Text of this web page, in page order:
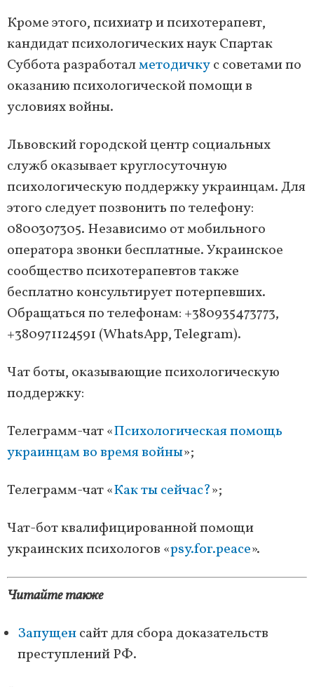
Кроме этого, психиатр и психотерапевт,
кандидат психологических наук Спартак
Суббота разработалметодичкус советами по
оказанию психологической помощи в
условиях войны.
Львовский городской центр социальных
служб оказывает круглосуточную
психологическую поддержку украинцам. Для
этого следует позвонить по телефону:
0800307305. Независимо от мобильного
оператора звонки бесплатные. Украинское
сообщество психотерапевтов также
бесплатно консультирует потерпевших.
Обращаться по телефонам: +380935473773,
+380971124591 (WhatsApp, Telegram).
Чат боты, оказывающие психологическую
поддержку:
Телеграмм-чат «Психологическая помощь
украинцам во время войны»;
Телеграмм-чат «Как ты сейчас?»;
Чат-бот квалифицированной помощи
украинских психологов «psy.for.peace».
Читайте также
Запущенсайт для сбора доказательств
преступлений РФ.